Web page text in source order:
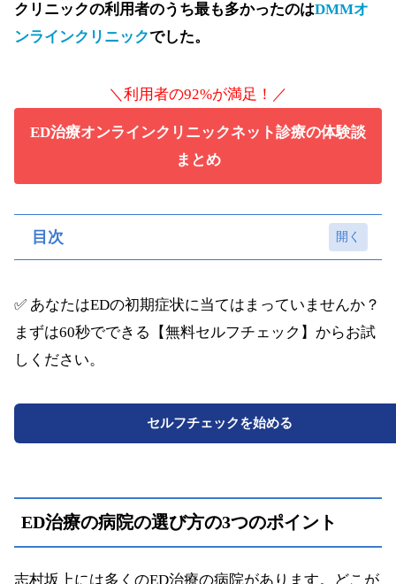
クリニックの利用者のうち最も多かったのはDMMオ
ンラインクリニックでした。
＼利用者の92%が満足！／
ED治療オンラインクリニックネット診療の体験談
まとめ
目次
①治療薬の料金
②治療方法
志村坂上駅周辺でED治療を受けるならオンラ
イン診療がおすすめ
①板橋中央総合病院【志村坂上駅徒歩1分】
✅ あなたはEDの初期症状に当てはまっていませんか？
まずは60秒でできる【無料セルフチェック】からお試
しください。
セルフチェックを始める
ED治療の病院の選び方の3つのポイント
志村坂上には多くのED治療の病院があります。どこが